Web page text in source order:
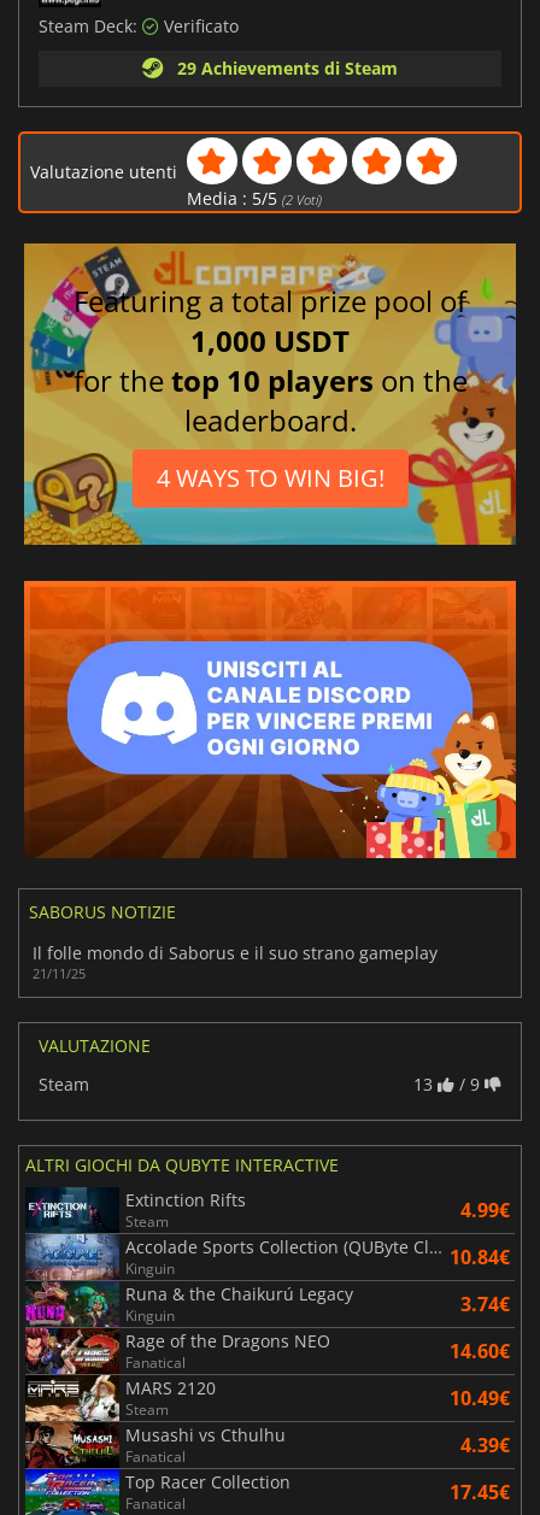
Steam Deck:
Verificato
29 Achievements di Steam
Valutazione utenti
Media : 5/5 (2Voti)
Featuring a total prize pool of
1,000 USDT
for thetop 10 players on the
leaderboard.
4 WAYS TO WIN BIG!
SABORUS NOTIZIE
Il folle mondo di Saborus e il suo strano gameplay
21/11/25
VALUTAZIONE
Steam
13 / 9
ALTRI GIOCHI DA QUBYTE INTERACTIVE
Extinction Rifts
Steam 4.99€
Accolade Sports Collection (QUByte Classics)
Kinguin 10.84€
Runa & the Chaikurú Legacy
Kinguin 3.74€
Rage of the Dragons NEO
Fanatical 14.60€
MARS 2120
Steam 10.49€
Musashi vs Cthulhu
Fanatical 4.39€
Top Racer Collection
Fanatical 17.45€